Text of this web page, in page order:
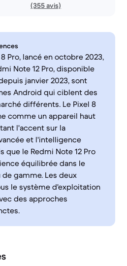
(355 avis)
Pro, lancé en octobre 2023,
Note 12 Pro, disponible
janvier 2023, sont
Android qui ciblent des
différents. Le Pixel 8
comme un appareil haut
l'accent sur la
et l'intelligence
que le Redmi Note 12 Pro
équilibrée dans le
gamme. Les deux
le système d'exploitation
des approches